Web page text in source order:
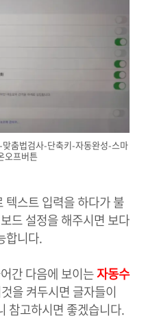
춤법검사-단축키-자동완성-스마
오프버튼
텍스트 입력을 하다가 불
드 설정을 해주시면 보다
합니다.
간 다음에 보이는자동수
을 켜두시면 글자들이
참고하시면 좋겠습니다.